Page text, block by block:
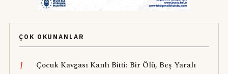
ÇOK OKUNANLAR
1 Çocuk Kavgası Kanlı Bitti: Bir Ölü, Beş Yaralı